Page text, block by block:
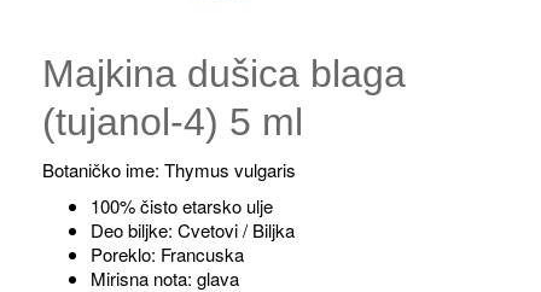
Majkina dušica blaga
(tujanol-4) 5 ml
Botaničko ime: Thymus vulgaris
100% čisto etarsko ulje
Deo biljke: Cvetovi / Biljka
Poreklo: Francuska
Mirisna nota: glava